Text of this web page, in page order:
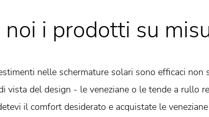
noi i prodotti su
nelle schermature solari sono efficaci
vista del design - le veneziane o le tende a rullo
il comfort desiderato e acquistate le